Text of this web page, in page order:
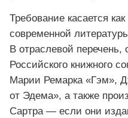
Требование касается
современной
В отраслевой перечень,
Российского книжного
Марии Ремарка «Гэм»,
от Эдема», а также
Сартра — если они